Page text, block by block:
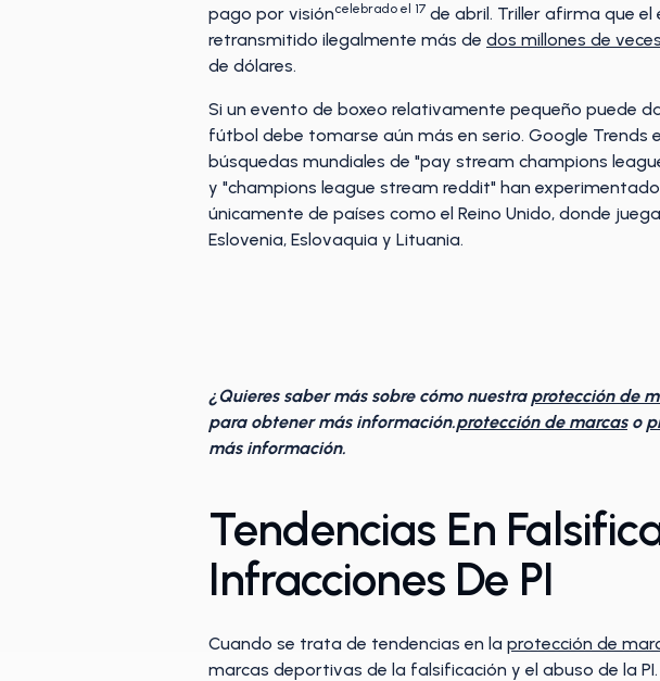
pago por visióncelebrado el 17 de abril. Triller afirma que
retransmitido ilegalmente más de dos millones de veces
de dólares.
Si un evento de boxeo relativamente pequeño puede
fútbol debe tomarse aún más en serio. Google Trends
búsquedas mundiales de "pay stream champions
y "champions league stream reddit" han
únicamente de países como el Reino Unido, donde
Eslovenia, Eslovaquia y Lituania.
¿Quieres saber más sobre cómo nuestra protección de
para obtener más información.protección de marcaso
más información.
Tendencias En
Infracciones De PI
Cuando se trata de tendencias en la protección de
marcas deportivas de la falsificación y el abuso de la